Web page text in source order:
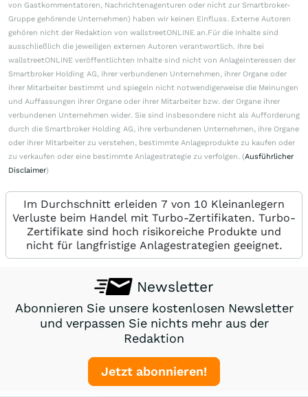
von Gastkommentatoren, Nachrichtenagenturen oder nicht zur Smartbroker-
Gruppe gehörende Unternehmen) haben wir keinen Einfluss. Externe Autoren
gehören nicht der Redaktion von wallstreetONLINE an.Für die Inhalte sind
ausschließlich die jeweiligen externen Autoren verantwortlich. Ihre bei
wallstreetONLINE veröffentlichten Inhalte sind nicht von Anlageinteressen der
Smartbroker Holding AG, ihrer verbundenen Unternehmen, ihrer Organe oder
ihrer Mitarbeiter bestimmt und spiegeln nicht notwendigerweise die Meinungen
und Auffassungen ihrer Organe oder ihrer Mitarbeiter bzw. der Organe ihrer
verbundenen Unternehmen wider. Sie sind insbesondere nicht als Aufforderung
durch die Smartbroker Holding AG, ihre verbundenen Unternehmen, ihre Organe
oder ihrer Mitarbeiter zu verstehen, bestimmte Anlageprodukte zu kaufen oder
zu verkaufen oder eine bestimmte Anlagestrategie zu verfolgen. (Ausführlicher
Disclaimer)
Im Durchschnitt erleiden 7 von 10 Kleinanlegern
Verluste beim Handel mit Turbo-Zertifikaten. Turbo-
Zertifikate sind hoch risikoreiche Produkte und
nicht für langfristige Anlagestrategien geeignet.
Newsletter
Abonnieren Sie unsere kostenlosen Newsletter
und verpassen Sie nichts mehr aus der
Redaktion
Jetzt abonnieren!